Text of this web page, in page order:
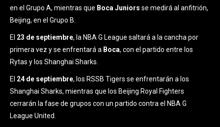
en el Grupo A, mientras que Boca Juniors se medirá al anfitrión,
Beijing, en el Grupo B.
El 23 de septiembre, la NBA G League saltará a la cancha por
primera vez y se enfrentará a Boca, con el partido entre los
Rytas y los Shanghai Sharks.
El 24 de septiembre, los RSSB Tigers se enfrentarán a los
Shanghai Sharks, mientras que los Beijing Royal Fighters
cerrarán la fase de grupos con un partido contra el NBA G
League United.